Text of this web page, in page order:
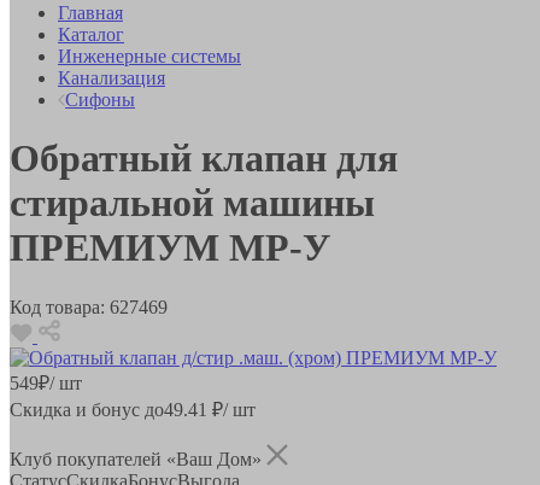
Главная
Каталог
Инженерные системы
Канализация
Сифоны
Обратный клапан для
стиральной машины
ПРЕМИУМ MP-У
Код товара: 627469
549₽/ шт
Скидка и бонус до49.41 ₽/ шт
Клуб покупателей «Ваш Дом»
СтатусСкидкаБонусВыгода